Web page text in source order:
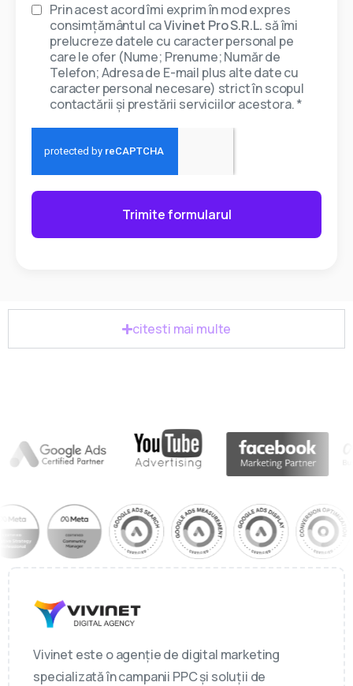
Prin acest acord îmi exprim în mod expres
consimțământul caVivinet Pro S.R.L. să îmi
prelucreze datele cu caracter personal pe
care le ofer (Nume; Prenume; Număr de
Telefon; Adresa de E-mail plus alte date cu
caracter personal necesare) strict în scopul
contactării și prestării serviciilor acestora. *
Trimite formularul
citesti mai multe
Vivinet este o agenție de digital marketing
specializată în campanii PPC și soluții de